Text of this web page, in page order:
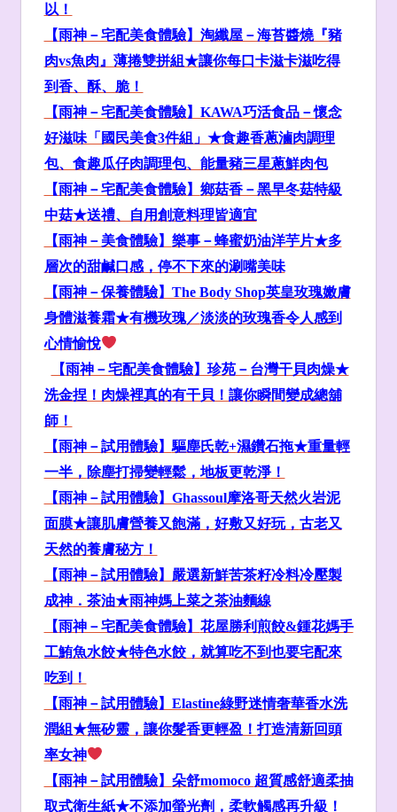
以！
【雨神－宅配美食體驗】淘纖屋－海苔醬燒『豬
肉vs魚肉』薄捲雙拼組★讓你每口卡滋卡滋吃得
到香、酥、脆！
【雨神－宅配美食體驗】KAWA巧活食品－懷念
好滋味「國民美食3件組」★食趣香蔥滷肉調理
包、食趣瓜仔肉調理包、能量豬三星蔥鮮肉包
【雨神－宅配美食體驗】 鄉菇香－黑早冬菇特級
中菇★送禮、自用創意料理皆適宜
【雨神－美食體驗】 樂事－蜂蜜奶油洋芋片★多
層次的甜鹹口感，停不下來的涮嘴美味
【雨神－保養體驗】The Body Shop英皇玫瑰嫩膚
身體滋養霜★有機玫瑰／淡淡的玫瑰香令人感到
心情愉悅
【雨神－宅配美食體驗】珍苑－ 台灣干貝肉燥★
洗金捏！肉燥裡真的有干貝！讓你瞬間變成總舖
師！
【雨神－試用體驗】驅塵氏乾+濕鑽石拖★重量輕
一半， 除塵打掃變輕鬆， 地板更乾淨！
【雨神－試用體驗】Ghassoul摩洛哥天然火岩泥
面膜★讓肌膚營養又飽滿， 好敷又好玩， 古老又
天然的養膚秘方！
【雨神－試用體驗】 嚴選新鮮苦茶籽冷料冷壓製
成神．茶油★雨神媽上菜之茶油麵線
【雨神－宅配美食體驗】 花屋勝利煎餃&鍾花媽手
工鮪魚水餃★特色水餃，就算吃不到也要宅配來
吃到！
【雨神－試用體驗】Elastine綠野迷情奢華香水洗
潤組★無矽靈， 讓你髮香更輕盈 ！打造清新回頭
率女神
【雨神－試用體驗】 朵舒momoco 超質感舒適柔抽
取式衛生紙★不添加螢光劑，柔軟觸感再升級！